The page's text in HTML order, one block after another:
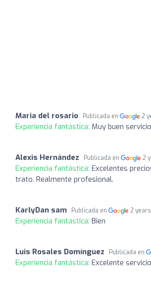
Maria del rosario Publicada en 2
Experiencia fantástica: Muy buen
Alexis Hernández Publicada en 2
Experiencia fantástica: Excelentes
trato. Realmente profesional.
KarlyDan sam Publicada en 2
Experiencia fantástica: Bien
Luis Rosales Domínguez Publicada en
Experiencia fantástica: Excelente servicio